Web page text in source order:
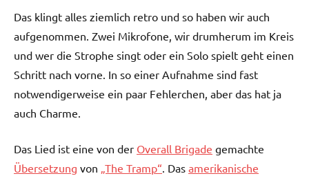
Das klingt alles ziemlich retro und so haben wir auch
aufgenommen. Zwei Mikrofone, wir drumherum im Kreis
und wer die Strophe singt oder ein Solo spielt geht einen
Schritt nach vorne. In so einer Aufnahme sind fast
notwendigerweise ein paar Fehlerchen, aber das hat ja
auch Charme.
Das Lied ist eine von der Overall Brigade gemachte
Übersetzung von „The Tramp“. Das amerikanische